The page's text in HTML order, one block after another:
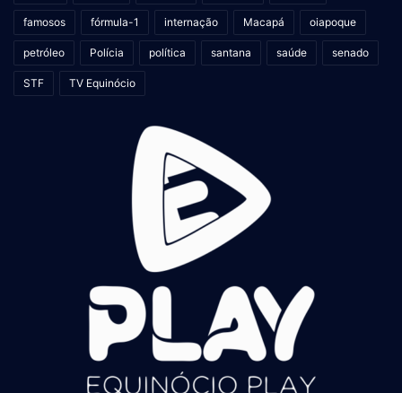
famosos fórmula-1 internação Macapá oiapoque
petróleo Polícia política santana saúde senado
STF TV Equinócio